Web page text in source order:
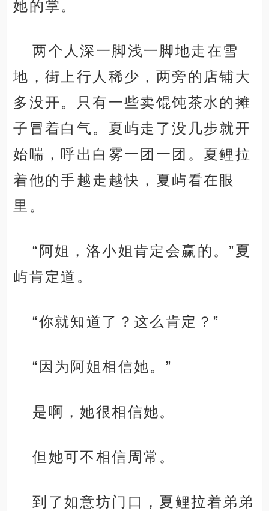
她的掌。
两个人深一脚浅一脚地走在雪
地，街上行人稀少，两旁的店铺大
多没开。只有一些卖馄饨茶水的摊
子冒着白气。夏屿走了没几步就开
始喘，呼出白雾一团一团。夏鲤拉
着他的手越走越快，夏屿看在眼
里。
“阿姐，洛小姐肯定会赢的。”夏
屿肯定道。
“你就知道了？这么肯定？”
“因为阿姐相信她。”
是啊，她很相信她。
但她可不相信周常。
到了如意坊门口，夏鲤拉着弟弟